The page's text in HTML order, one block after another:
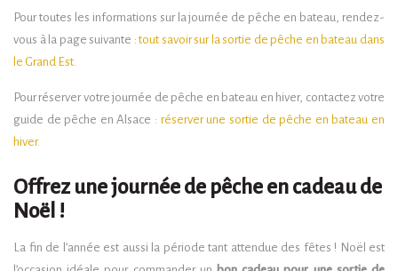
Pour toutes les informations sur la journée de pêche en bateau, rendez-
vous à la page suivante :tout savoir sur la sortie de pêche en bateau dans
le Grand Est.
Pour réserver votre journée de pêche en bateau en hiver, contactez votre
guide de pêche en Alsace : réserver une sortie de pêche en bateau en
hiver.
Offrez une journée de pêche en cadeau de
Noël !
La fin de l’année est aussi la période tant attendue des fêtes ! Noël est